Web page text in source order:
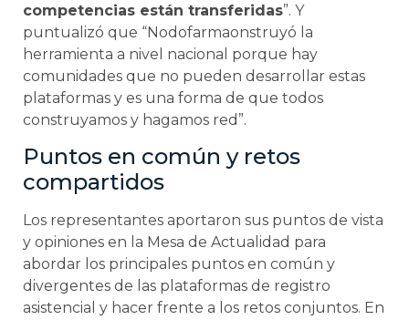
competencias están transferidas”. Y
puntualizó que “Nodofarmaonstruyó la
herramienta a nivel nacional porque hay
comunidades que no pueden desarrollar estas
plataformas y es una forma de que todos
construyamos y hagamos red”.
Puntos en común y retos
compartidos
Los representantes aportaron sus puntos de vista
y opiniones en la Mesa de Actualidad para
abordar los principales puntos en común y
divergentes de las plataformas de registro
asistencial y hacer frente a los retos conjuntos. En